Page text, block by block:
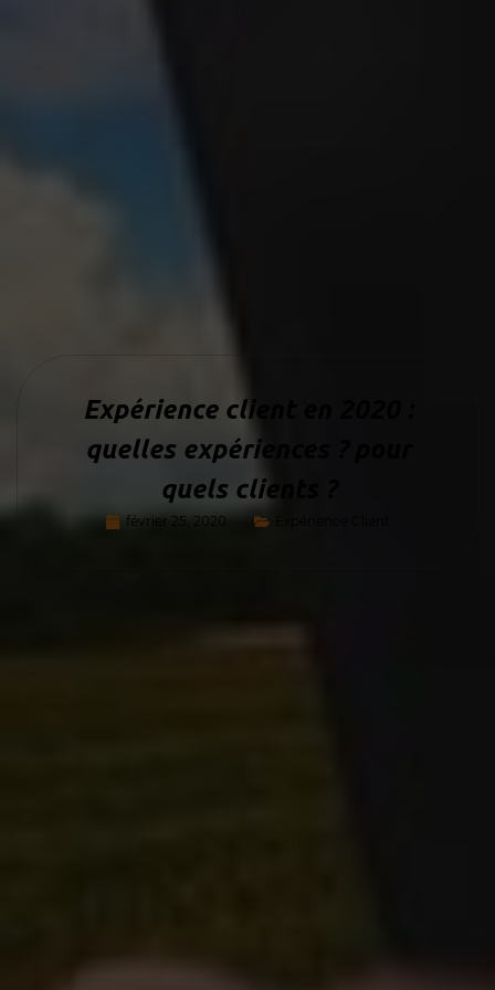
Expérience client en 2020 :
quelles expériences ? pour
quels clients ?
février 25, 2020